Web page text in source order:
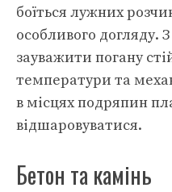
боїться лужних
особливого догляду.
зауважити погану
температури та
в місцях подряпин
відшаровуватися.
Бетон та камінь